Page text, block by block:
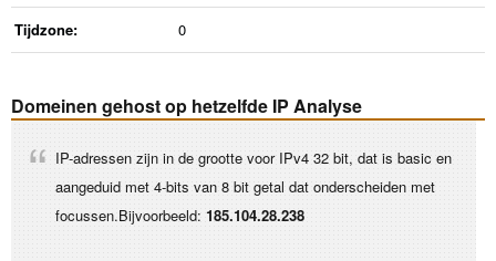
Tijdzone: 0
Domeinen gehost op hetzelfde IP Analyse
IP-adressen zijn in de grootte voor IPv4 32 bit, dat is basic en
aangeduid met 4-bits van 8 bit getal dat onderscheiden met
focussen.Bijvoorbeeld: 185.104.28.238